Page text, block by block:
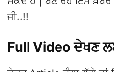
ਜੀ..!!
Full Video ਦੇਖਣ